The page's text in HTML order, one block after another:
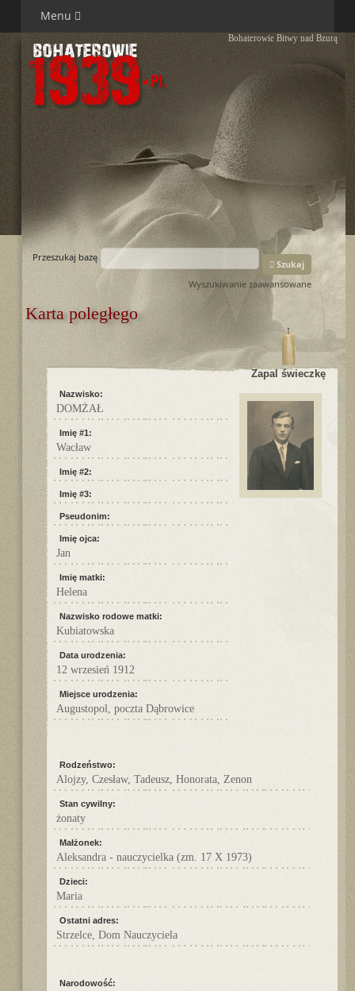
Menu
Bohaterowie Bitwy nad Bzurą
Przeszukaj bazę
Szukaj
Wyszukiwanie zaawansowane
Karta poległego
Zapal świeczkę
Nazwisko:
DOMŻAŁ
Imię #1:
Wacław
Imię #2:
Imię #3:
Pseudonim:
Imię ojca:
Jan
Imię matki:
Helena
Nazwisko rodowe matki:
Kubiatowska
Data urodzenia:
12 wrzesień 1912
Miejsce urodzenia:
Augustopol, poczta Dąbrowice
Rodzeństwo:
Alojzy, Czesław, Tadeusz, Honorata, Zenon
Stan cywilny:
żonaty
Małżonek:
Aleksandra - nauczycielka (zm. 17 X 1973)
Dzieci:
Maria
Ostatni adres:
Strzelce, Dom Nauczyciela
Narodowość: